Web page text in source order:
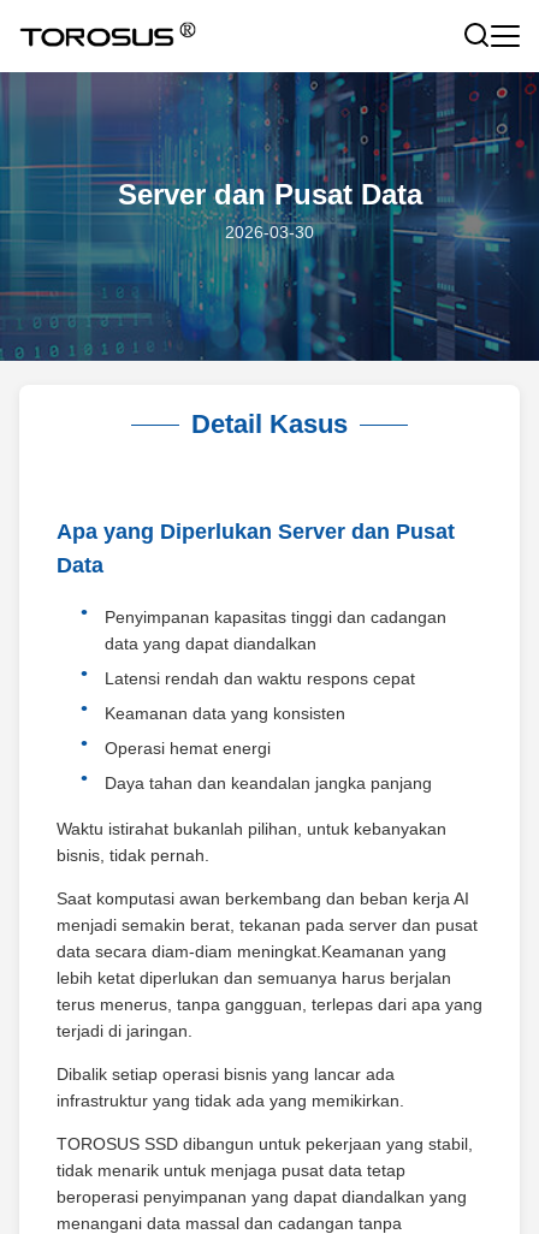
Server dan Pusat Data
2026-03-30
Detail Kasus
Apa yang Diperlukan Server dan Pusat
Data
Penyimpanan kapasitas tinggi dan cadangan
data yang dapat diandalkan
Latensi rendah dan waktu respons cepat
Keamanan data yang konsisten
Operasi hemat energi
Daya tahan dan keandalan jangka panjang
Waktu istirahat bukanlah pilihan, untuk kebanyakan
bisnis, tidak pernah.
Saat komputasi awan berkembang dan beban kerja AI
menjadi semakin berat, tekanan pada server dan pusat
data secara diam-diam meningkat.Keamanan yang
lebih ketat diperlukan dan semuanya harus berjalan
terus menerus, tanpa gangguan, terlepas dari apa yang
terjadi di jaringan.
Dibalik setiap operasi bisnis yang lancar ada
infrastruktur yang tidak ada yang memikirkan.
TOROSUS SSD dibangun untuk pekerjaan yang stabil,
tidak menarik untuk menjaga pusat data tetap
beroperasi penyimpanan yang dapat diandalkan yang
menangani data massal dan cadangan tanpa